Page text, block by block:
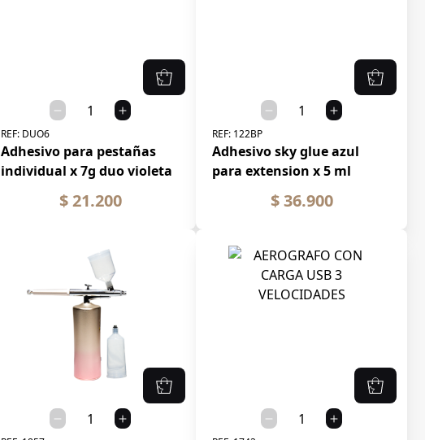
REF: DUO6
Adhesivo para pestañas
individual x 7g duo violeta
$ 21.200
REF: 122BP
Adhesivo sky glue azul
para extension x 5 ml
$ 36.900